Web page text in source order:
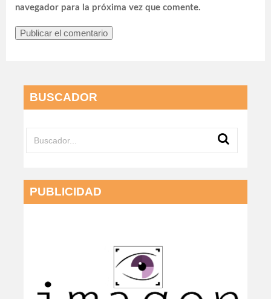
navegador para la próxima vez que comente.
BUSCADOR
PUBLICIDAD